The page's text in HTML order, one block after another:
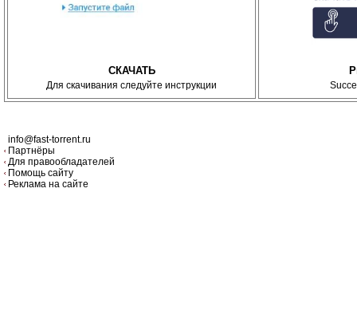
СКАЧАТЬ
Для скачивания следуйте инструкции
info@fast-torrent.ru
Партнёры
Для правообладателей
Помощь сайту
Реклама на сайте